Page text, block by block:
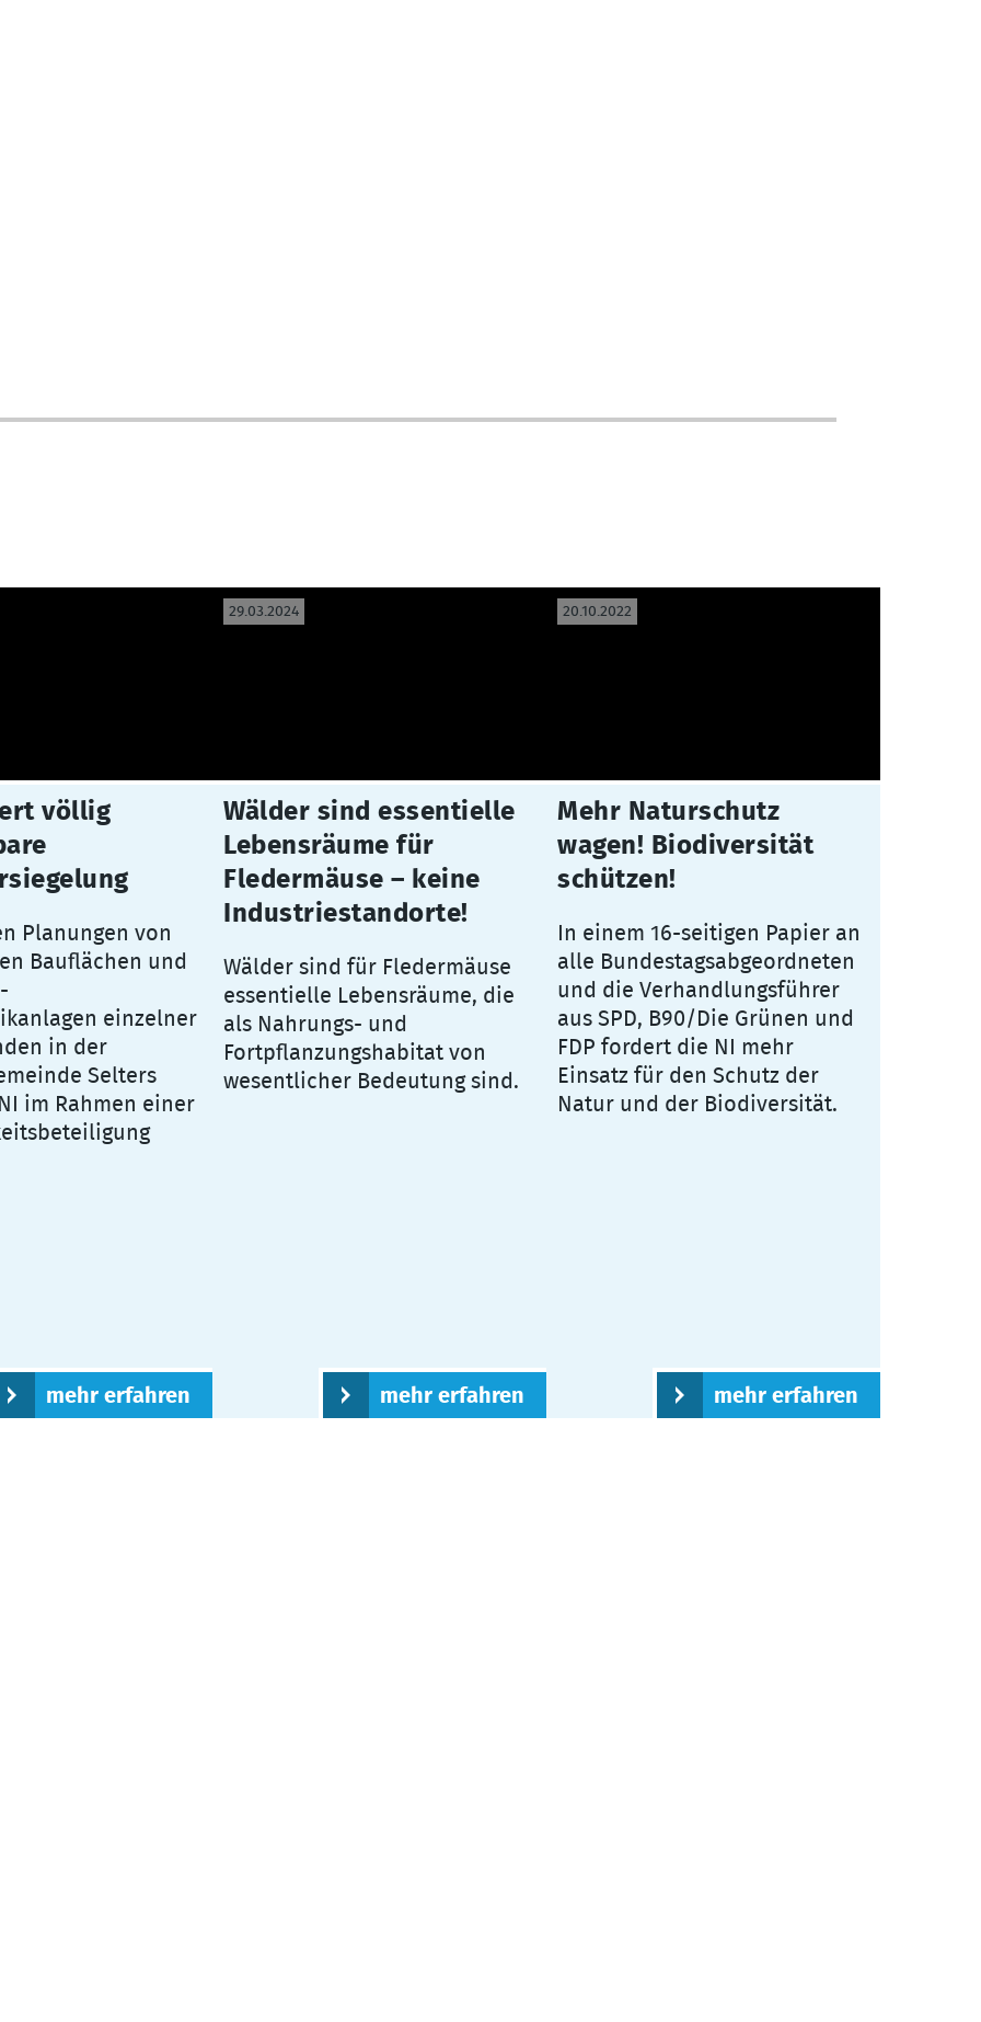
völlig
Planungen von
Bauflächen und
einzelner
in der
Selters
im Rahmen einer
mehr erfahren
29.03.2024
Wälder sind essentielle
Lebensräume für
Fledermäuse – keine
Industriestandorte!
Wälder sind für Fledermäuse
essentielle Lebensräume, die
als Nahrungs- und
Fortpflanzungshabitat von
wesentlicher Bedeutung sind.
mehr erfahren
20.10.2022
Mehr Naturschutz
wagen! Biodiversität
schützen!
In einem 16-seitigen Papier an
alle Bundestagsabgeordneten
und die Verhandlungsführer
aus SPD, B90/Die Grünen und
FDP fordert die NI mehr
Einsatz für den Schutz der
Natur und der Biodiversität.
mehr erfahren